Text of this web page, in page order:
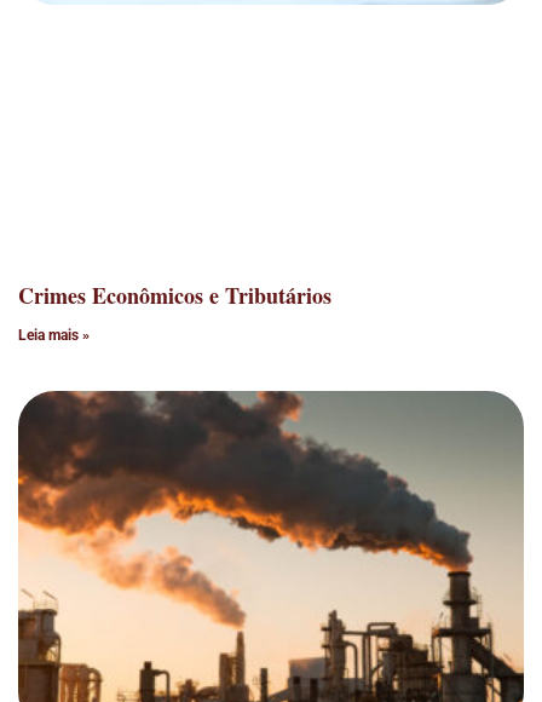
Crimes Econômicos e Tributários
Leia mais »